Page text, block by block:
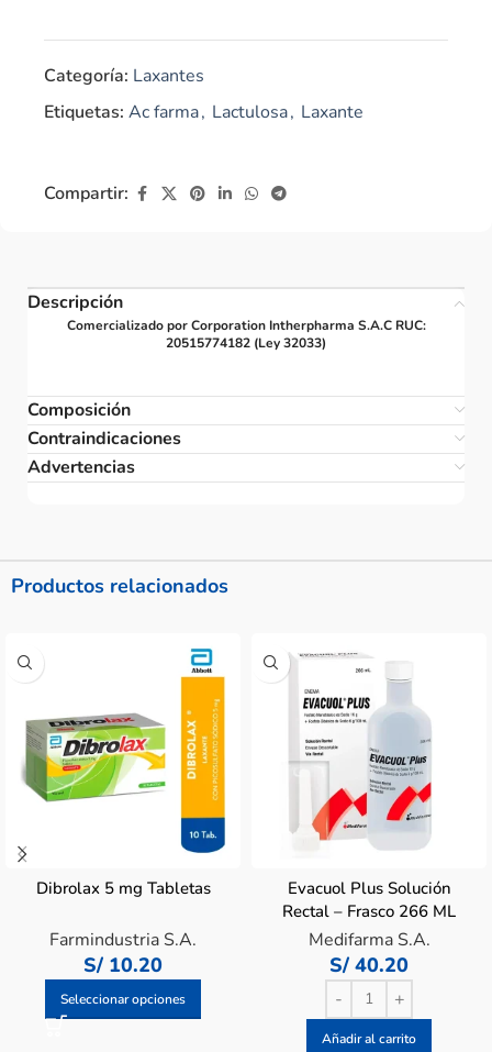
Categoría: Laxantes
Etiquetas: Ac farma, Lactulosa, Laxante
Compartir:
Descripción
Comercializado por Corporation Intherpharma S.A.C RUC:
20515774182 (Ley 32033)
Composición
Contraindicaciones
Advertencias
Productos relacionados
Dibrolax 5 mg Tabletas
Farmindustria S.A.
S/ 10.20
Seleccionar opciones
Evacuol Plus Solución
Rectal – Frasco 266 ML
Medifarma S.A.
S/ 40.20
Añadir al carrito